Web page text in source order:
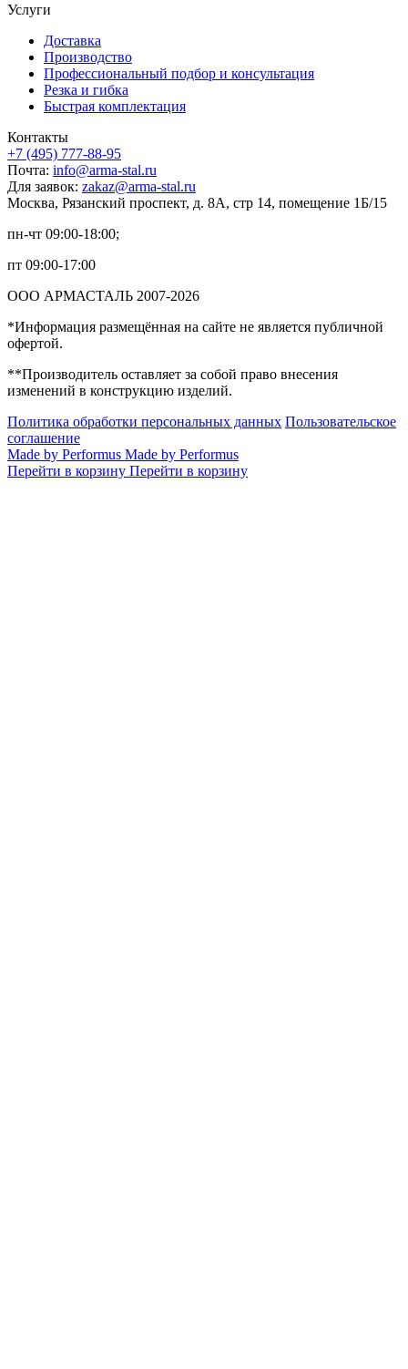
Услуги
Доставка
Производство
Профессиональный подбор и консультация
Резка и гибка
Быстрая комплектация
Контакты
+7 (495) 777-88-95
Почта: info@arma-stal.ru
Для заявок: zakaz@arma-stal.ru
Москва, Рязанский проспект, д. 8А, стр 14, помещение 1Б/15
пн-чт 09:00-18:00;
пт 09:00-17:00
ООО АРМАСТАЛЬ 2007-2026
*Информация размещённая на сайте не является публичной
офертой.
**Производитель оставляет за собой право внесения
изменений в конструкцию изделий.
Политика обработки персональных данных Пользовательское
соглашение
Made by Performus Made by Performus
Перейти в корзину Перейти в корзину